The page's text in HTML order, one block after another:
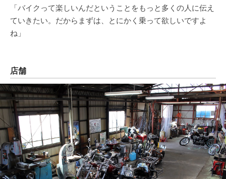
「バイクって楽しいんだということをもっと多くの人に伝え
ていきたい。だからまずは、とにかく乗って欲しいですよ
ね」
店舗